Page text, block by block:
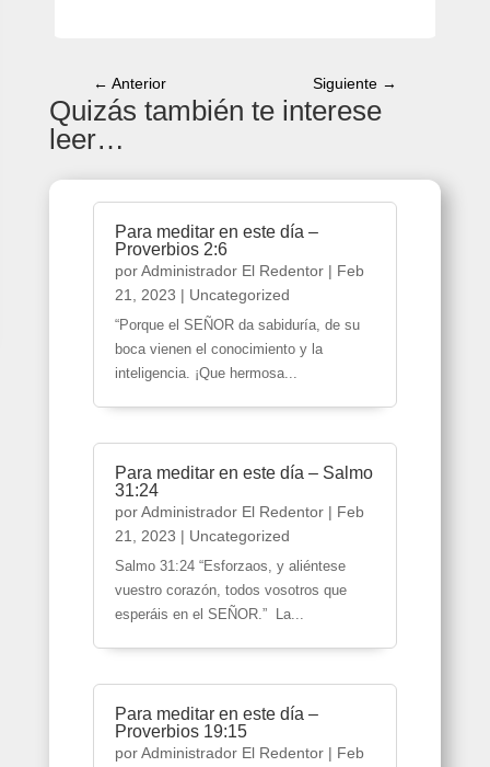
← Anterior Siguiente →
Quizás también te interese
leer…
Para meditar en este día –
Proverbios 2:6
porAdministrador El Redentor| Feb
21, 2023 | Uncategorized
“Porque el SEÑOR da sabiduría, de su
boca vienen el conocimiento y la
inteligencia. ¡Que hermosa...
Para meditar en este día – Salmo
31:24
porAdministrador El Redentor| Feb
21, 2023 | Uncategorized
Salmo 31:24 “Esforzaos, y aliéntese
vuestro corazón, todos vosotros que
esperáis en el SEÑOR.” La...
Para meditar en este día –
Proverbios 19:15
porAdministrador El Redentor| Feb